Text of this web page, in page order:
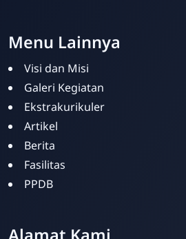
Menu Lainnya
Visi dan Misi
Galeri Kegiatan
Ekstrakurikuler
Artikel
Berita
Fasilitas
PPDB